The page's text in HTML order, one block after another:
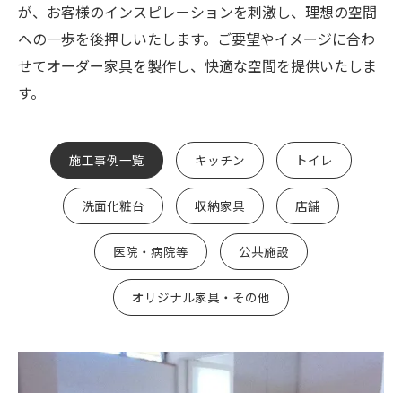
が、お客様のインスピレーションを刺激し、理想の空間
への一歩を後押しいたします。ご要望やイメージに合わ
せてオーダー家具を製作し、快適な空間を提供いたしま
す。
施工事例一覧 キッチン トイレ
洗面化粧台 収納家具 店舗
医院・病院等 公共施設
オリジナル家具・その他